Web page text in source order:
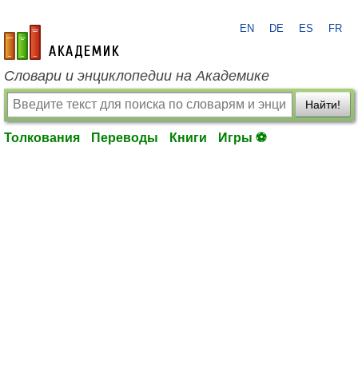
academic.ru
EN DE ES FR
Словари и энциклопедии на Академике
Найти!
Толкования Переводы Книги Игры ⚽